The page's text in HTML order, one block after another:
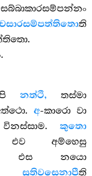
ති
නත්ථි, තස්මා
අ-කාරො වා
කුතො
අම්හෙසු
එස නයො
සුතිවසෙනාපීති